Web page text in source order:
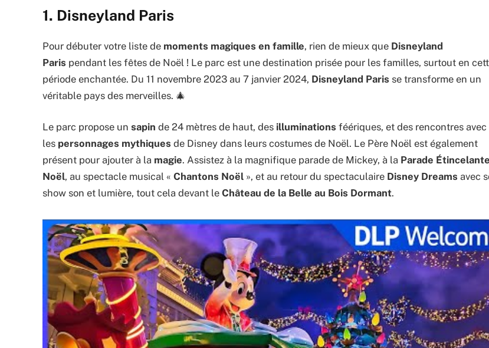
1. Disneyland Paris
Pour débuter votre liste de moments magiques en famille, rien de mieux que Disneyland
Paris pendant les fêtes de Noël ! Le parc est une destination prisée pour les familles, surtout en
période enchantée. Du 11 novembre 2023 au 7 janvier 2024, Disneyland Paris se transforme en un
véritable pays des merveilles. 🎄
Le parc propose un sapin de 24 mètres de haut, des illuminations féériques, et des rencontres avec
les personnages mythiques de Disney dans leurs costumes de Noël. Le Père Noël est également
présent pour ajouter à la magie. Assistez à la magnifique parade de Mickey, à la Parade
Noël, au spectacle musical « Chantons Noël », et au retour du spectaculaire Disney Dreams avec
show son et lumière, tout cela devant le Château de la Belle au Bois Dormant.